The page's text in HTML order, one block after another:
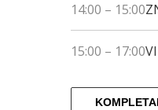
14:00 – 15:00
15:00 – 17:00